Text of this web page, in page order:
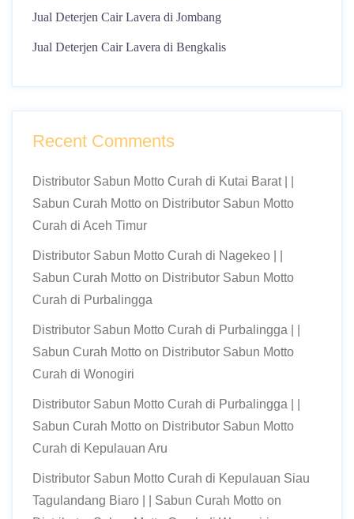
Jual Deterjen Cair Lavera di Jombang
Jual Deterjen Cair Lavera di Bengkalis
Recent Comments
Distributor Sabun Motto Curah di Kutai Barat | |
Sabun Curah Motto on Distributor Sabun Motto
Curah di Aceh Timur
Distributor Sabun Motto Curah di Nagekeo | |
Sabun Curah Motto on Distributor Sabun Motto
Curah di Purbalingga
Distributor Sabun Motto Curah di Purbalingga | |
Sabun Curah Motto on Distributor Sabun Motto
Curah di Wonogiri
Distributor Sabun Motto Curah di Purbalingga | |
Sabun Curah Motto on Distributor Sabun Motto
Curah di Kepulauan Aru
Distributor Sabun Motto Curah di Kepulauan Siau
Tagulandang Biaro | | Sabun Curah Motto on